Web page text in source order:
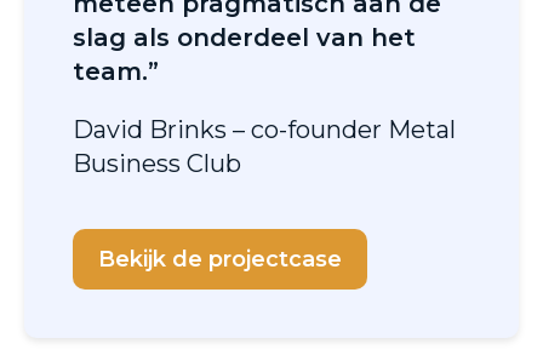
slag als onderdeel van het
team.”
David Brinks – co-founder Metal
Business Club
Bekijk de projectcase